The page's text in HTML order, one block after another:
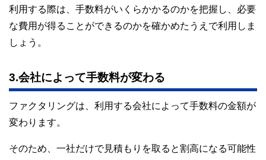
利用する際は、手数料がいくらかかるのかを把握し、必要
な費用が得ることができるのかを確かめたうえで利用しま
しょう。
3.会社によって手数料が変わる
ファクタリングは、利用する会社によって手数料の金額が
変わります。
そのため、一社だけで見積もりを取ると割高になる可能性